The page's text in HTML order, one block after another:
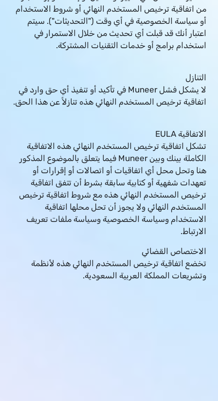
من اتفاقية ترخيص المستخدم النهائي أو شروط الاستخدام
أو سياسة الخصوصية في أي وقت ("التحديثات"). سيتم
اعتبار أنك قد قبلت أي تحديث من خلال الاستمرار في
استخدام برامج أو خدمات التقنيات المشتركة.
التنازل
لا يشكل فشل Muneer في تأكيد أو تنفيذ أي حق وارد في
اتفاقية ترخيص المستخدم النهائي هذه تنازلاً عن هذا الحق.
الاتفاقية EULA
تشكل اتفاقية ترخيص المستخدم النهائي هذه الاتفاقية
الكاملة بينك وبين Muneer فيما يتعلق بالموضوع المذكور
هنا وتحل محل أي اتفاقيات أو اتصالات أو إقرارات أو
تعهدات شفهية أو كتابية سابقة بشرط أن تتفق اتفاقية
ترخيص المستخدم النهائي هذه مع شروط اتفاقية ترخيص
المستخدم النهائي ولا يجوز أن تحل محلها اتفاقية
الاستخدام وسياسة الخصوصية وسياسة ملفات تعريف
الارتباط.
الاختصاص القضائي
تخضع اتفاقية ترخيص المستخدم النهائي هذه لأنظمة
وتشريعات المملكة العربية السعودية.